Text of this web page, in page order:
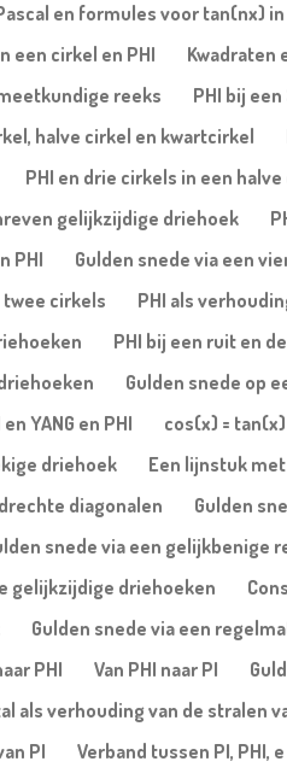
en formules voor tan(nx)
een cirkel en PHI
Kwadraten
reeks PHI bij
halve cirkel en kwartcirkel
PHI en drie cirkels in een halve
gelijkzijdige driehoek
PHI
Gulden snede via een
twee cirkels
PHI als
PHI bij een ruit en
Gulden snede op
en YANG en PHI cos(x) = tan(x)
driehoek
Een lijnstuk
diagonalen
Gulden
snede via een gelijkbenige
gelijkzijdige driehoeken
Gulden snede via een
PHI Van PHI naar PI
als verhouding van de stralen
PI Verband tussen PI, PHI,